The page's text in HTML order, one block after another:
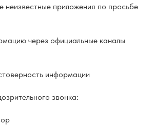
неизвестные приложения по просьбе
через официальные каналы
информации
звонка: